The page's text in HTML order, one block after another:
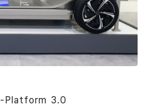
Platform 3.0